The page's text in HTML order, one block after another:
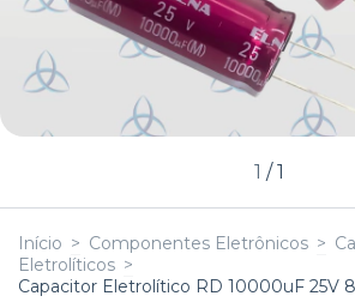
1 /1
Início > Componentes Eletrônicos >
Eletrolíticos >
Capacitor Eletrolítico RD 10000uF 25V